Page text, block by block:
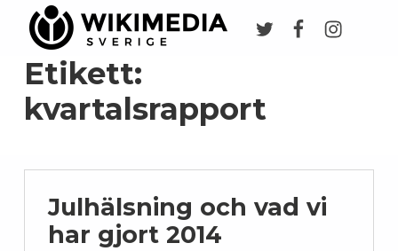
Etikett:
kvartalsrapport
Julhälsning och vad vi
har gjort 2014